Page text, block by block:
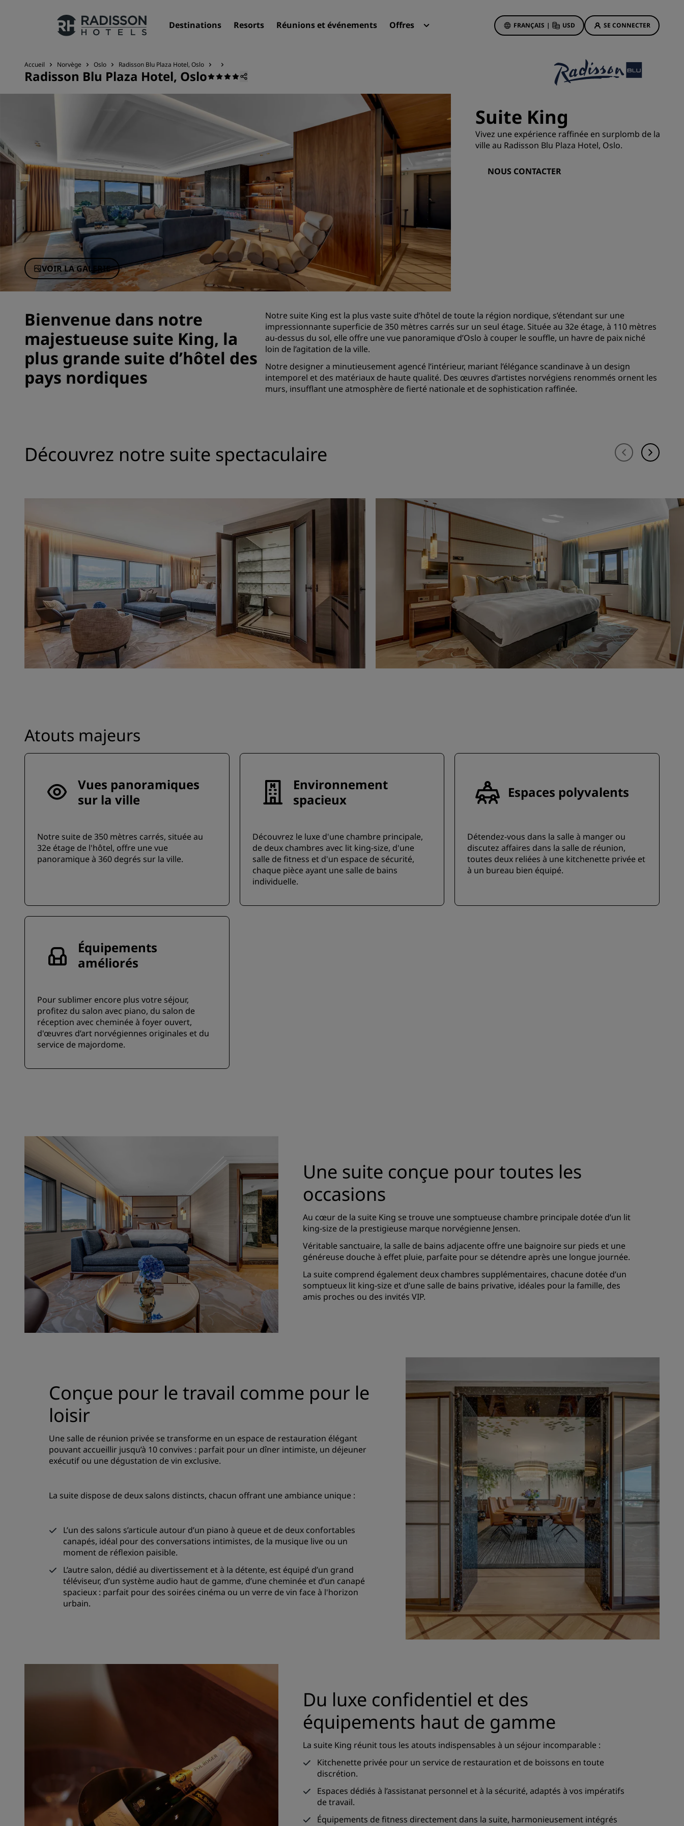
Destinations Resorts Réunions et événements Offres FRANÇAIS | USD SE CONNECTER
Nos enseignes
Marques affiliées en Chine
Destinations
Resorts
Appartements hôteliers
Hôtels d'aéroport
Nouveaux et futurs hôtels
Réunions et événements
Découvrez Radisson Meetings
Réservez une salle de réunion
Demander un devis
Pour les événements
Solutions d’entreprise
Rechercher des vols
Restaurants
Rechercher un restaurant
Offres d'hôtels
La magie opère dès les premiers
instants
Deals of the Day
Voir nos forfaits
Hôtels du centre-ville
Consultez notre blog
Découvrez Radisson Rewards
Avantages
Accueil Norvège Oslo Radisson Blu Plaza Hotel, Oslo
Radisson Blu Plaza Hotel, Oslo
VOIR LA GALERIE
Suite King
Vivez une expérience raffinée en surplomb de la
ville au Radisson Blu Plaza Hotel, Oslo.
NOUS CONTACTER
Bienvenue dans notre
majestueuse suite King, la
plus grande suite d’hôtel des
pays nordiques
Notre suite King est la plus vaste suite d’hôtel de toute la région nordique, s’étendant sur une
impressionnante superficie de 350 mètres carrés sur un seul étage. Située au 32e étage, à 110 mètres
au-dessus du sol, elle offre une vue panoramique d’Oslo à couper le souffle, un havre de paix niché
loin de l’agitation de la ville.
Notre designer a minutieusement agencé l’intérieur, mariant l’élégance scandinave à un design
intemporel et des matériaux de haute qualité. Des œuvres d’artistes norvégiens renommés ornent les
murs, insufflant une atmosphère de fierté nationale et de sophistication raffinée.
Découvrez notre suite spectaculaire
Atouts majeurs
Vues panoramiques
sur la ville
Notre suite de 350 mètres carrés, située au
32e étage de l'hôtel, offre une vue
panoramique à 360 degrés sur la ville.
Environnement
spacieux
Découvrez le luxe d'une chambre principale,
de deux chambres avec lit king-size, d'une
salle de fitness et d'un espace de sécurité,
chaque pièce ayant une salle de bains
individuelle.
Espaces polyvalents
Détendez-vous dans la salle à manger ou
discutez affaires dans la salle de réunion,
toutes deux reliées à une kitchenette privée et
à un bureau bien équipé.
Équipements
améliorés
Pour sublimer encore plus votre séjour,
profitez du salon avec piano, du salon de
réception avec cheminée à foyer ouvert,
d'œuvres d’art norvégiennes originales et du
service de majordome.
Une suite conçue pour toutes les
occasions
Au cœur de la suite King se trouve une somptueuse chambre principale dotée d’un lit
king-size de la prestigieuse marque norvégienne Jensen.
Véritable sanctuaire, la salle de bains adjacente offre une baignoire sur pieds et une
généreuse douche à effet pluie, parfaite pour se détendre après une longue journée.
La suite comprend également deux chambres supplémentaires, chacune dotée d’un
somptueux lit king-size et d’une salle de bains privative, idéales pour la famille, des
amis proches ou des invités VIP.
Conçue pour le travail comme pour le
loisir
Une salle de réunion privée se transforme en un espace de restauration élégant
pouvant accueillir jusqu’à 10 convives : parfait pour un dîner intimiste, un déjeuner
exécutif ou une dégustation de vin exclusive.
La suite dispose de deux salons distincts, chacun offrant une ambiance unique :
L’un des salons s’articule autour d’un piano à queue et de deux confortables
canapés, idéal pour des conversations intimistes, de la musique live ou un
moment de réflexion paisible.
L’autre salon, dédié au divertissement et à la détente, est équipé d’un grand
téléviseur, d’un système audio haut de gamme, d’une cheminée et d’un canapé
spacieux : parfait pour des soirées cinéma ou un verre de vin face à l'horizon
urbain.
Du luxe confidentiel et des
équipements haut de gamme
La suite King réunit tous les atouts indispensables à un séjour incomparable :
Kitchenette privée pour un service de restauration et de boissons en toute
discrétion.
Espaces dédiés à l’assistanat personnel et à la sécurité, adaptés à vos impératifs
de travail.
Équipements de fitness directement dans la suite, harmonieusement intégrés